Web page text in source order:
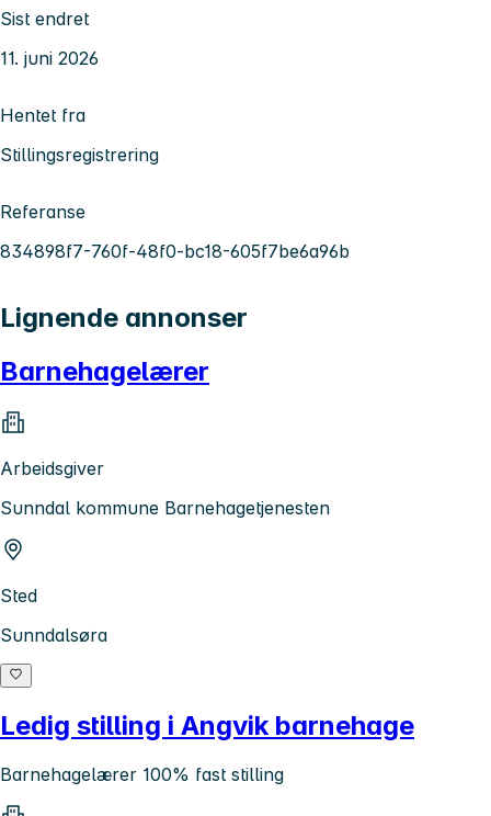
Sist endret
11. juni 2026
Hentet fra
Stillingsregistrering
Referanse
834898f7-760f-48f0-bc18-605f7be6a96b
Lignende annonser
Barnehagelærer
Arbeidsgiver
Sunndal kommune Barnehagetjenesten
Sted
Sunndalsøra
Ledig stilling i Angvik barnehage
Barnehagelærer 100% fast stilling